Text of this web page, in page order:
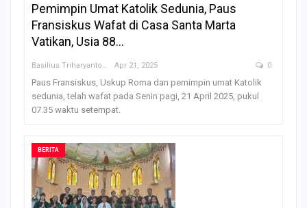
Pemimpin Umat Katolik Sedunia, Paus
Fransiskus Wafat di Casa Santa Marta
Vatikan, Usia 88…
Apr 21, 2025 0
Paus Fransiskus, Uskup Roma dan pemimpin umat Katolik
sedunia, telah wafat pada Senin pagi, 21 April 2025, pukul
07.35 waktu setempat.
BERITA